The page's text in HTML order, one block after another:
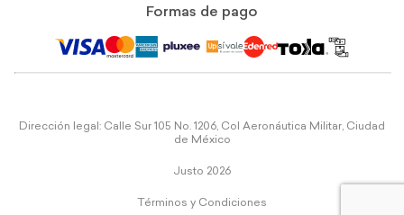
Formas de pago
Dirección legal: Calle Sur 105 No. 1206, Col Aeronáutica Militar, Ciudad
de México
Justo 2026
Términos y Condiciones